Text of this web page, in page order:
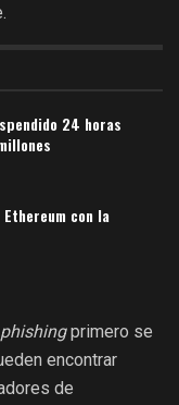
24 horas
con la
phishingprimero se
encontrar
de